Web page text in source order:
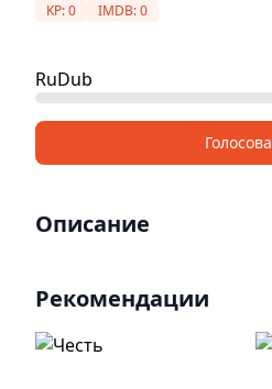
KP:0 IMDB:0
RuDub
Описание
Рекомендации